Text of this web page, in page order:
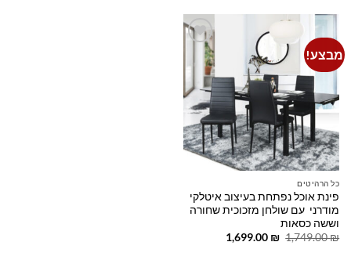
מבצע!
Add to
wishlist
כל הרהיטים
פינת אוכל נפתחת בעיצוב איטלקי
מודרני עם שולחן מזכוכית שחורה
וששה כסאות
1,749.00₪
המחיר
1,699.00 ₪
המחיר